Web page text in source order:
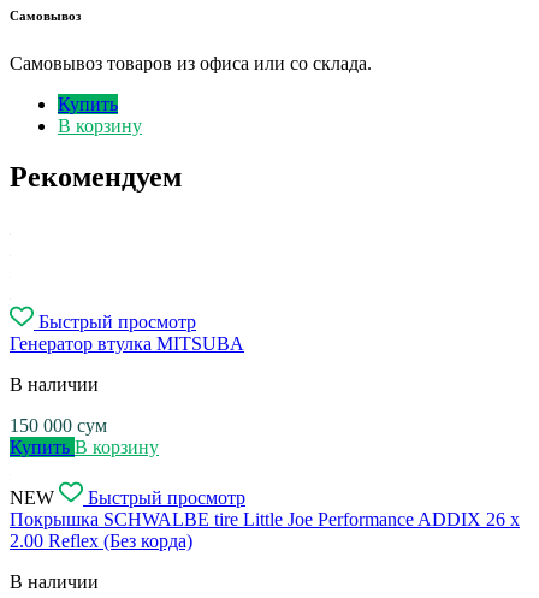
Самовывоз
Самовывоз товаров из офиса или со склада.
Купить
В корзину
Рекомендуем
Быстрый просмотр
Генератор втулка MITSUBA
В наличии
150 000 сум
Купить В корзину
NEW
Быстрый просмотр
Покрышка SCHWALBE tire Little Joe Performance ADDIX 26 x
2.00 Reflex (Без корда)
В наличии